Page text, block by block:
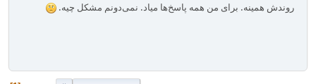
روندش همینه. برای من همه پاسخ‌ها میاد. نمی‌دونم مشکل چیه.